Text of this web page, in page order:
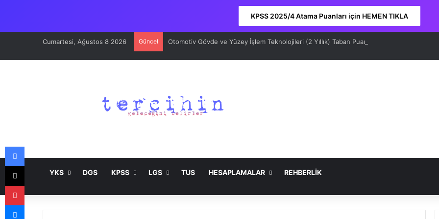
KPSS 2025/4 Atama Puanları için HEMEN TIKLA
Cumartesi, Ağustos 8 2026 Güncel Otomotiv Gövde ve Yüzey İşlem Teknolojileri (2 Yıllık) Taban Puanları 2026 ve Sıralama
YKS DGS KPSS LGS TUS HESAPLAMALAR REHBERLİK